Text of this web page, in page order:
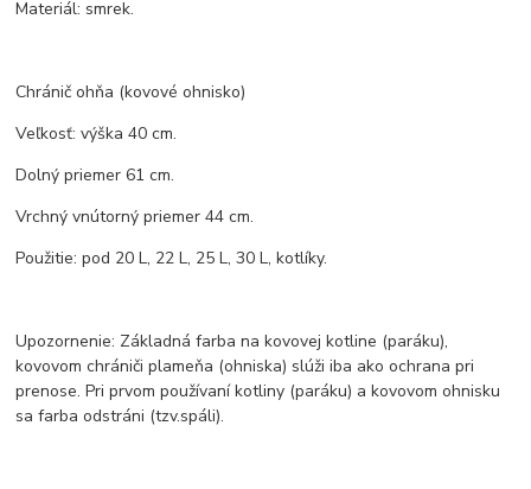
Materiál: smrek.
Chránič ohňa (kovové ohnisko)
Veľkosť: výška 40 cm.
Dolný priemer 61 cm.
Vrchný vnútorný priemer 44 cm.
Použitie: pod 20 L, 22 L, 25 L, 30 L, kotlíky.
Upozornenie: Základná farba na kovovej kotline (paráku),
kovovom chrániči plameňa (ohniska) slúži iba ako ochrana pri
prenose. Pri prvom používaní kotliny (paráku) a kovovom ohnisku
sa farba odstráni (tzv.spáli).